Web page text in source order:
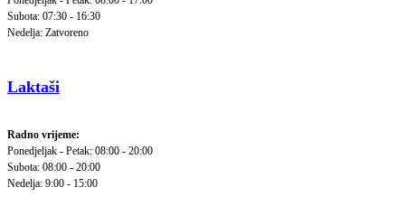
Subota: 07:30 - 16:30
Nedelja: Zatvoreno
Laktaši
Radno vrijeme:
Ponedjeljak - Petak: 08:00 - 20:00
Subota: 08:00 - 20:00
Nedelja: 9:00 - 15:00